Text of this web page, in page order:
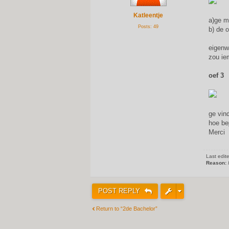
Katleentje
Posts: 49
a)ge
b) de
zou
oef 3
ge
hoe
Merci
Last
Reason:
POST REPLY
Return to “2de Bachelor”